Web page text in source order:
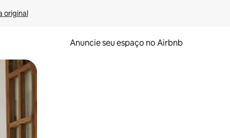
original
Anuncie seu espaço no Airbnb